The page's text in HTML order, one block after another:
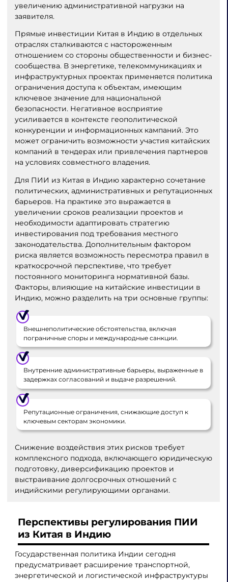
увеличению административной нагрузки на
заявителя.
Прямые инвестиции Китая в Индию в отдельных
отраслях сталкиваются с настороженным
отношением со стороны общественности и бизнес-
сообщества. В энергетике, телекоммуникациях и
инфраструктурных проектах применяется политика
ограничения доступа к объектам, имеющим
ключевое значение для национальной
безопасности. Негативное восприятие
усиливается в контексте геополитической
конкуренции и информационных кампаний. Это
может ограничить возможности участия китайских
компаний в тендерах или привлечения партнеров
на условиях совместного владения.
Для ПИИ из Китая в Индию характерно сочетание
политических, административных и репутационных
барьеров. На практике это выражается в
увеличении сроков реализации проектов и
необходимости адаптировать стратегию
инвестирования под требования местного
законодательства. Дополнительным фактором
риска является возможность пересмотра правил в
краткосрочной перспективе, что требует
постоянного мониторинга нормативной базы.
Факторы, влияющие на китайские инвестиции в
Индию, можно разделить на три основные группы:
Внешнеполитические обстоятельства, включая
пограничные споры и международные санкции.
Внутренние административные барьеры, выраженные в
задержках согласований и выдаче разрешений.
Репутационные ограничения, снижающие доступ к
ключевым секторам экономики.
Снижение воздействия этих рисков требует
комплексного подхода, включающего юридическую
подготовку, диверсификацию проектов и
выстраивание долгосрочных отношений с
индийскими регулирующими органами.
Перспективы регулирования ПИИ
из Китая в Индию
Государственная политика Индии сегодня
предусматривает расширение транспортной,
энергетической и логистической инфраструктуры